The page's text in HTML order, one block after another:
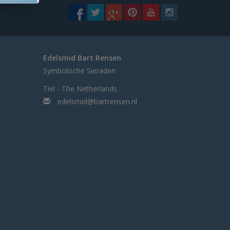
Edelsmid Bart Rensen
Symbolische Sieraden
Tiel - The Netherlands
edelsmid@bartrensen.nl